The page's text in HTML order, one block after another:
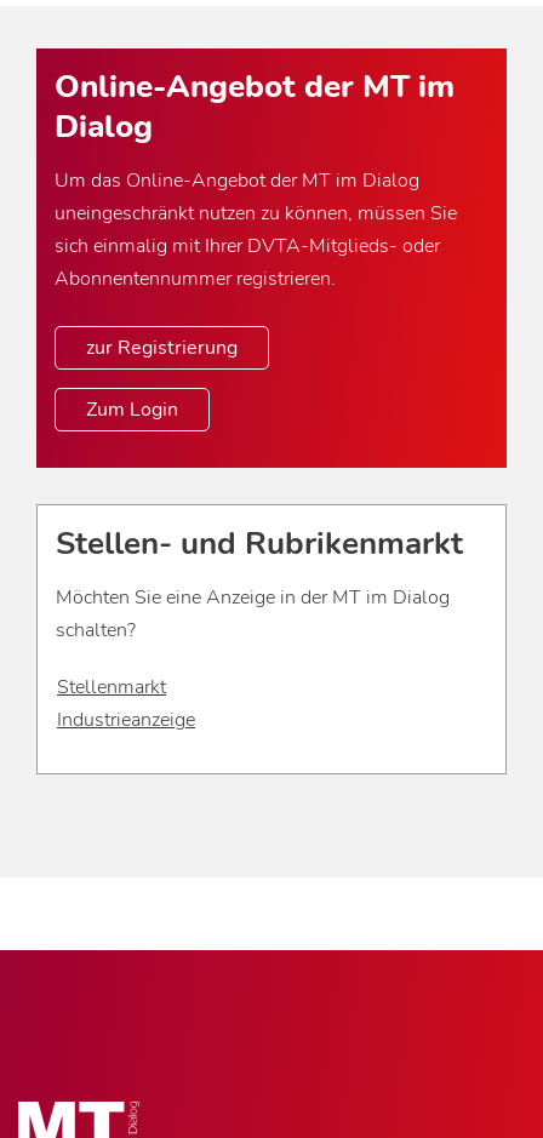
Online-Angebot der MT im
Dialog
Um das Online-Angebot der MT im Dialog
uneingeschränkt nutzen zu können, müssen Sie
sich einmalig mit Ihrer DVTA-Mitglieds- oder
Abonnentennummer registrieren.
zur Registrierung
Zum Login
Stellen- und Rubrikenmarkt
Möchten Sie eine Anzeige in der MT im Dialog
schalten?
Stellenmarkt
Industrieanzeige